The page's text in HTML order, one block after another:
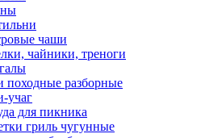
чаши
чайники, треноги
походные разборные
учаг
для пикника
гриль чугунные